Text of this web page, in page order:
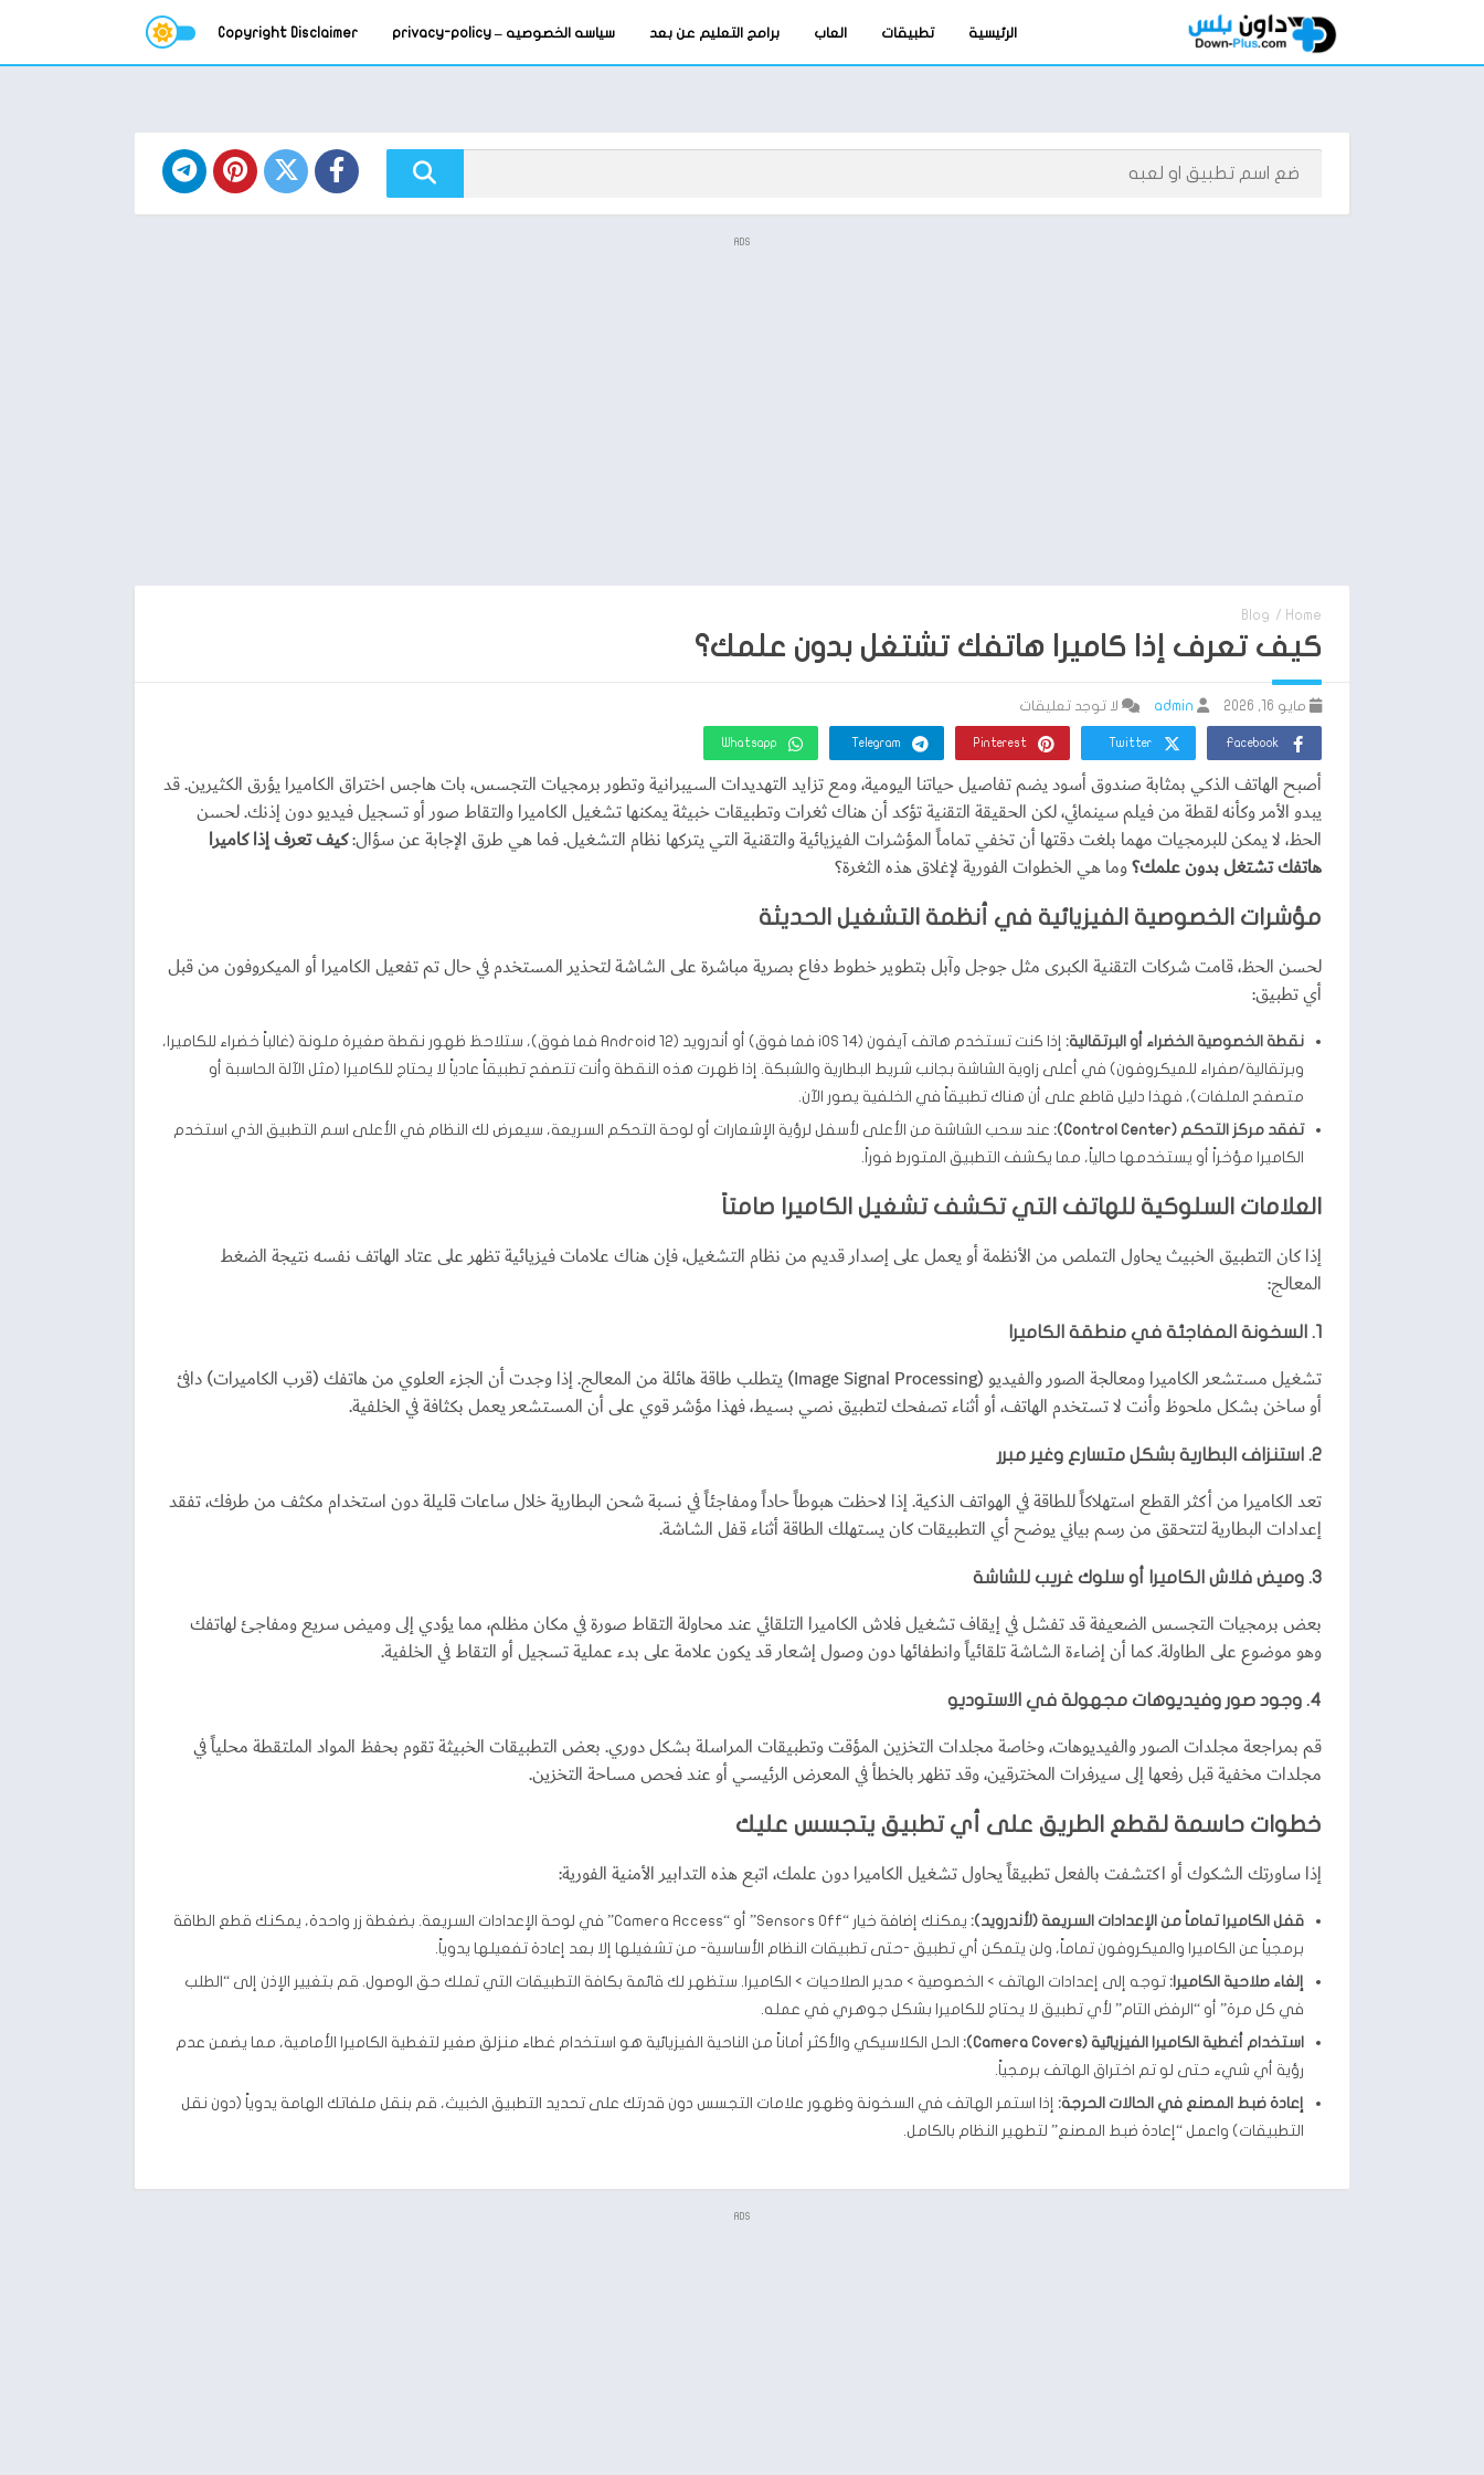
الرئيسية تطبيقات العاب برامج التعليم عن بعد سياسه الخصوصيه – privacy-policy Copyright Disclaimer
ADS
Home
/
Blog
كيف تعرف إذا كاميرا هاتفك تشتغل بدون علمك؟
مايو 16, 2026 admin لا توجد تعليقات
Facebook
Twitter
Pinterest
Telegram
Whatsapp
أصبح الهاتف الذكي بمثابة صندوق أسود يضم تفاصيل حياتنا اليومية، ومع تزايد التهديدات السيبرانية وتطور برمجيات التجسس، بات هاجس اختراق الكاميرا يؤرق الكثيرين. قد
يبدو الأمر وكأنه لقطة من فيلم سينمائي، لكن الحقيقة التقنية تؤكد أن هناك ثغرات وتطبيقات خبيثة يمكنها تشغيل الكاميرا والتقاط صور أو تسجيل فيديو دون إذنك. لحسن
الحظ، لا يمكن للبرمجيات مهما بلغت دقتها أن تخفي تماماً المؤشرات الفيزيائية والتقنية التي يتركها نظام التشغيل. فما هي طرق الإجابة عن سؤال:كيف تعرف إذا كاميرا
هاتفك تشتغل بدون علمك؟وما هي الخطوات الفورية لإغلاق هذه الثغرة؟
مؤشرات الخصوصية الفيزيائية في أنظمة التشغيل الحديثة
لحسن الحظ، قامت شركات التقنية الكبرى مثل جوجل وآبل بتطوير خطوط دفاع بصرية مباشرة على الشاشة لتحذير المستخدم في حال تم تفعيل الكاميرا أو الميكروفون من قبل
أي تطبيق:
نقطة الخصوصية الخضراء أو البرتقالية:
إذا كنت تستخدم هاتف آيفون (iOS 14 فما فوق) أو أندرويد (Android 12 فما فوق)، ستلاحظ ظهور نقطة صغيرة ملونة (غالباً خضراء للكاميرا،
وبرتقالية/صفراء للميكروفون) في أعلى زاوية الشاشة بجانب شريط البطارية والشبكة. إذا ظهرت هذه النقطة وأنت تتصفح تطبيقاً عادياً لا يحتاج للكاميرا (مثل الآلة الحاسبة أو
متصفح الملفات)، فهذا دليل قاطع على أن هناك تطبيقاً في الخلفية يصور الآن.
تفقد مركز التحكم (Control Center):
عند سحب الشاشة من الأعلى لأسفل لرؤية الإشعارات أو لوحة التحكم السريعة، سيعرض لك النظام في الأعلى اسم التطبيق الذي استخدم
الكاميرا مؤخراً أو يستخدمها حالياً، مما يكشف التطبيق المتورط فوراً.
العلامات السلوكية للهاتف التي تكشف تشغيل الكاميرا صامتاً
إذا كان التطبيق الخبيث يحاول التملص من الأنظمة أو يعمل على إصدار قديم من نظام التشغيل، فإن هناك علامات فيزيائية تظهر على عتاد الهاتف نفسه نتيجة الضغط
المعالج:
1. السخونة المفاجئة في منطقة الكاميرا
تشغيل مستشعر الكاميرا ومعالجة الصور والفيديو (Image Signal Processing) يتطلب طاقة هائلة من المعالج. إذا وجدت أن الجزء العلوي من هاتفك (قرب الكاميرات) دافئ
أو ساخن بشكل ملحوظ وأنت لا تستخدم الهاتف، أو أثناء تصفحك لتطبيق نصي بسيط، فهذا مؤشر قوي على أن المستشعر يعمل بكثافة في الخلفية.
2. استنزاف البطارية بشكل متسارع وغير مبرر
تعد الكاميرا من أكثر القطع استهلاكاً للطاقة في الهواتف الذكية. إذا لاحظت هبوطاً حاداً ومفاجئاً في نسبة شحن البطارية خلال ساعات قليلة دون استخدام مكثف من طرفك، تفقد
إعدادات البطارية لتتحقق من رسم بياني يوضح أي التطبيقات كان يستهلك الطاقة أثناء قفل الشاشة.
3. وميض فلاش الكاميرا أو سلوك غريب للشاشة
بعض برمجيات التجسس الضعيفة قد تفشل في إيقاف تشغيل فلاش الكاميرا التلقائي عند محاولة التقاط صورة في مكان مظلم، مما يؤدي إلى وميض سريع ومفاجئ لهاتفك
وهو موضوع على الطاولة. كما أن إضاءة الشاشة تلقائياً وانطفائها دون وصول إشعار قد يكون علامة على بدء عملية تسجيل أو التقاط في الخلفية.
4. وجود صور وفيديوهات مجهولة في الاستوديو
قم بمراجعة مجلدات الصور والفيديوهات، وخاصة مجلدات التخزين المؤقت وتطبيقات المراسلة بشكل دوري. بعض التطبيقات الخبيثة تقوم بحفظ المواد الملتقطة محلياً في
مجلدات مخفية قبل رفعها إلى سيرفرات المخترقين، وقد تظهر بالخطأ في المعرض الرئيسي أو عند فحص مساحة التخزين.
خطوات حاسمة لقطع الطريق على أي تطبيق يتجسس عليك
إذا ساورتك الشكوك أو اكتشفت بالفعل تطبيقاً يحاول تشغيل الكاميرا دون علمك، اتبع هذه التدابير الأمنية الفورية:
قفل الكاميرا تماماً من الإعدادات السريعة (لأندرويد):
يمكنك إضافة خيار “Sensors Off” أو “Camera Access” في لوحة الإعدادات السريعة. بضغطة زر واحدة، يمكنك قطع الطاقة
برمجياً عن الكاميرا والميكروفون تماماً، ولن يتمكن أي تطبيق -حتى تطبيقات النظام الأساسية- من تشغيلها إلا بعد إعادة تفعيلها يدوياً.
إلغاء صلاحية الكاميرا: توجه إلى إعدادات الهاتف > الخصوصية > مدير الصلاحيات > الكاميرا. ستظهر لك قائمة بكافة التطبيقات التي تملك حق الوصول. قم بتغيير الإذن إلى “الطلب
في كل مرة” أو “الرفض التام” لأي تطبيق لا يحتاج للكاميرا بشكل جوهري في عمله.
استخدام أغطية الكاميرا الفيزيائية (Camera Covers):
الحل الكلاسيكي والأكثر أماناً من الناحية الفيزيائية هو استخدام غطاء منزلق صغير لتغطية الكاميرا الأمامية، مما يضمن عدم
رؤية أي شيء حتى لو تم اختراق الهاتف برمجياً.
إعادة ضبط المصنع في الحالات الحرجة: إذا استمر الهاتف في السخونة وظهور علامات التجسس دون قدرتك على تحديد التطبيق الخبيث، قم بنقل ملفاتك الهامة يدوياً (دون نقل
التطبيقات) واعمل “إعادة ضبط المصنع” لتطهير النظام بالكامل.
ADS